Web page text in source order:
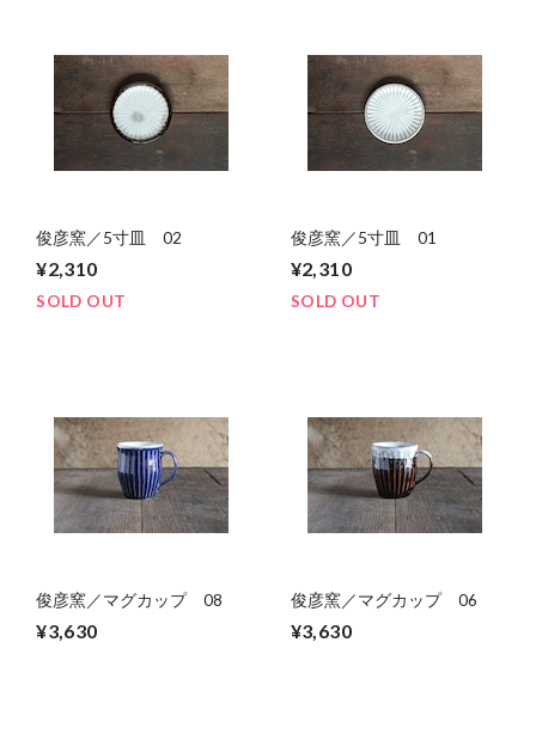
俊彦窯／5寸皿 02
¥2,310
SOLD OUT
俊彦窯／5寸皿 01
¥2,310
SOLD OUT
俊彦窯／マグカップ 08
¥3,630
俊彦窯／マグカップ 06
¥3,630